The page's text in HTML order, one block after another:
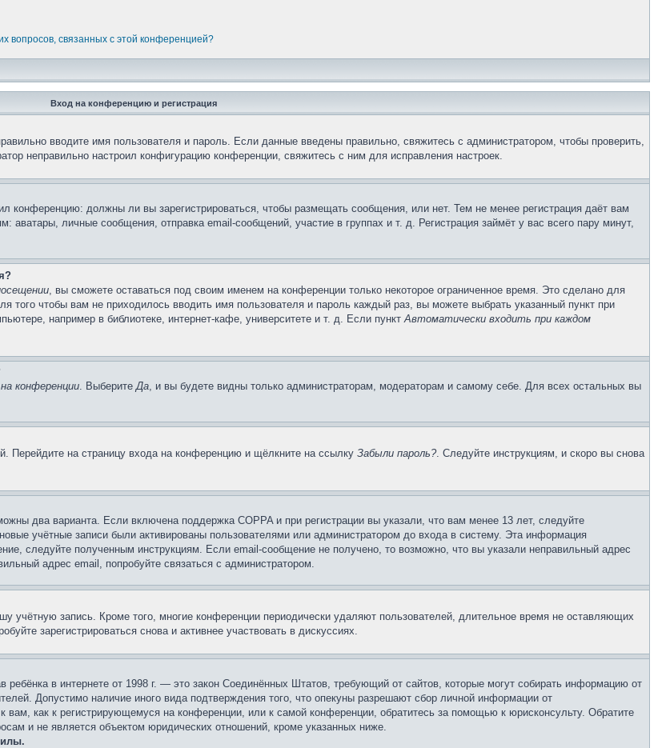
вопросов, связанных с этой конференцией?
Вход на конференцию и регистрация
вводите имя пользователя и пароль. Если данные введены правильно, свяжитесь с администратором, чтобы проверить,
неправильно настроил конфигурацию конференции, свяжитесь с ним для исправления настроек.
конференцию: должны ли вы зарегистрироваться, чтобы размещать сообщения, или нет. Тем не менее регистрация даёт вам
личные сообщения, отправка email-сообщений, участие в группах и т. д. Регистрация займёт у вас всего пару минут,
, вы сможете оставаться под своим именем на конференции только некоторое ограниченное время. Это сделано для
того чтобы вам не приходилось вводить имя пользователя и пароль каждый раз, вы можете выбрать указанный пункт при
например в библиотеке, интернет-кафе, университете и т. д. Если пунктАвтоматически входить при каждом
конференции. ВыберитеДа, и вы будете видны только администраторам, модераторам и самому себе. Для всех остальных вы
Перейдите на страницу входа на конференцию и щёлкните на ссылку Забыли пароль?. Следуйте инструкциям, и скоро вы снова
два варианта. Если включена поддержка COPPA и при регистрации вы указали, что вам менее 13 лет, следуйте
учётные записи были активированы пользователями или администратором до входа в систему. Эта информация
следуйте полученным инструкциям. Если email-сообщение не получено, то возможно, что вы указали неправильный адрес
адрес email, попробуйте связаться с администратором.
учётную запись. Кроме того, многие конференции периодически удаляют пользователей, длительное время не оставляющих
зарегистрироваться снова и активнее участвовать в дискуссиях.
в интернете от 1998 г. — это закон Соединённых Штатов, требующий от сайтов, которые могут собирать информацию от
Допустимо наличие иного вида подтверждения того, что опекуны разрешают сбор личной информации от
как к регистрирующемуся на конференции, или к самой конференции, обратитесь за помощью к юрисконсульту. Обратите
и не является объектом юридических отношений, кроме указанных ниже.